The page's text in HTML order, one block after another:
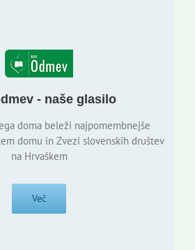
- naše glasilo
doma beleži najpomembnejše
domu in Zvezi slovenskih društev
na Hrvaškem
Več